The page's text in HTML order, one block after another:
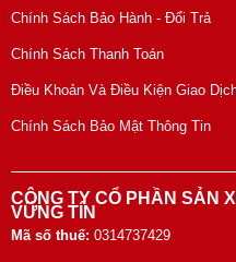
Chính Sách Bảo Hành - Đổi Trả
Chính Sách Thanh Toán
Điều Khoản Và Điều Kiện Giao
Chính Sách Bảo Mật Thông Tin
CÔNG TY CỔ PHẦN SẢN
VỮNG TÍN
Mã số thuế: 0314737429